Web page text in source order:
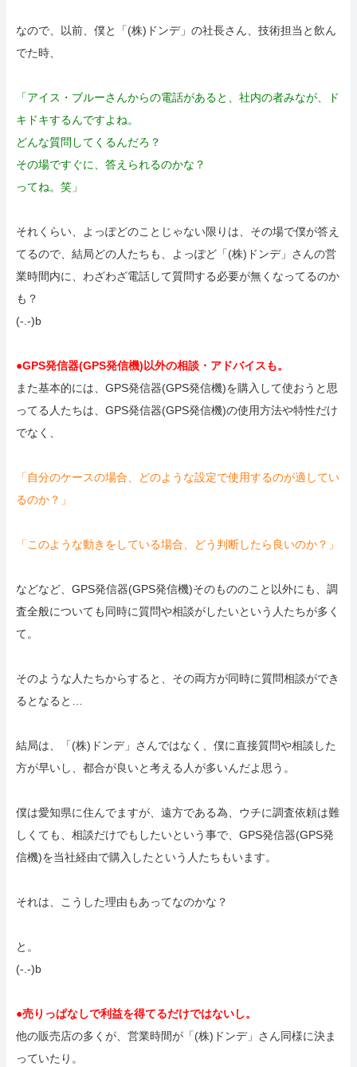
なので、以前、僕と「(株)ドンデ」の社長さん、技術担当と飲ん
でた時、
「アイス・ブルーさんからの電話があると、社内の者みなが、ド
キドキするんですよね。
どんな質問してくるんだろ？
その場ですぐに、答えられるのかな？
ってね。笑」
それくらい、よっぽどのことじゃない限りは、その場で僕が答え
てるので、結局どの人たちも、よっぽど「(株)ドンデ」さんの営
業時間内に、わざわざ電話して質問する必要が無くなってるのか
も？
(-.-)b
●GPS発信器(GPS発信機)以外の相談・アドバイスも。
また基本的には、GPS発信器(GPS発信機)を購入して使おうと思
ってる人たちは、GPS発信器(GPS発信機)の使用方法や特性だけ
でなく、
「自分のケースの場合、どのような設定で使用するのが適してい
るのか？」
「このような動きをしている場合、どう判断したら良いのか？」
などなど、GPS発信器(GPS発信機)そのもののこと以外にも、調
査全般についても同時に質問や相談がしたいという人たちが多く
て。
そのような人たちからすると、その両方が同時に質問相談ができ
るとなると…
結局は、「(株)ドンデ」さんではなく、僕に直接質問や相談した
方が早いし、都合が良いと考える人が多いんだよ思う。
僕は愛知県に住んでますが、遠方である為、ウチに調査依頼は難
しくても、相談だけでもしたいという事で、GPS発信器(GPS発
信機)を当社経由で購入したという人たちもいます。
それは、こうした理由もあってなのかな？
と。
(-.-)b
●売りっぱなしで利益を得てるだけではないし。
他の販売店の多くが、営業時間が「(株)ドンデ」さん同様に決ま
っていたり。